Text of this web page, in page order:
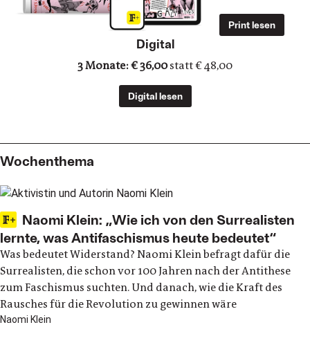
Print lesen
Digital
3 Monate: € 36,00statt € 48,00
Digital lesen
Wochenthema
Naomi Klein: „Wie ich von den Surrealisten
lernte, was Antifaschismus heute bedeutet“
Was bedeutet Widerstand? Naomi Klein befragt dafür die
Surrealisten, die schon vor 100 Jahren nach der Antithese
zum Faschismus suchten. Und danach, wie die Kraft des
Rausches für die Revolution zu gewinnen wäre
Naomi Klein